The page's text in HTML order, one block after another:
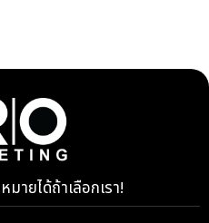
ายได้ถ้าเลือกเรา!